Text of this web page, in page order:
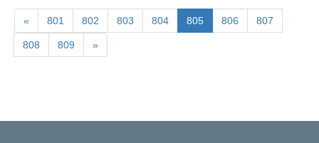
« 801 802 803 804 805 806 807
808 809 »